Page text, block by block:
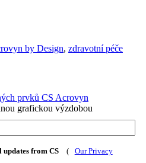
by Design, zdravotní péče
grafickou výzdobou
from CS (
Our Privacy